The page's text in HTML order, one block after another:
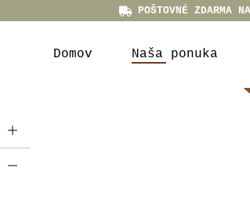
POŠTOVNÉ ZDARMA
Domov Naša ponuka